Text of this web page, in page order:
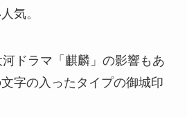
気。
ドラマ「麒麟」の影響もあ
字の入ったタイプの御城印